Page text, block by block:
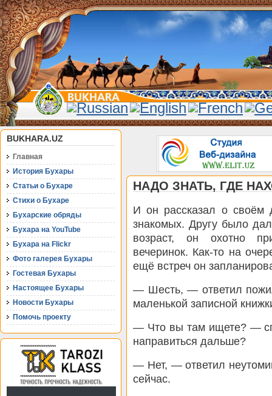
BUKHARA.UZ
Главная
История Бухары
Статьи о Бухаре
Стихи о Бухаре
Бухарские обряды
Бухара на YouTube
Бухара на Flickr
Фото галерея Бухары
Гостевая Бухары
Настоящее Бухары
Новости Бухары
Помочь проекту
НАДО ЗНАТЬ, ГДЕ
И он рассказал о своём
знакомых. Другу было
возраст, он охотно
вечеринок. Как-то на
ещё встреч он
— Шесть, — ответил
маленькой записной
— Что вы там ищете? —
направиться дальше?
— Нет, — ответил
сейчас.